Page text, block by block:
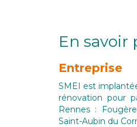
En savoir
Entreprise
SMEI est
rénovation pour
Rennes :
Saint-Aubin du